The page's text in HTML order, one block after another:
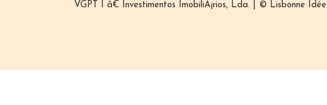
VGPT I â€ Investimentos ImobiliÃ¡rios, Lda. | © Lisbonne Idée